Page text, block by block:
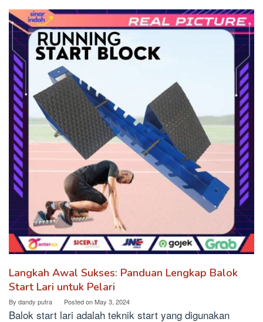
Langkah Awal Sukses: Panduan Lengkap Balok
Start Lari untuk Pelari
By dandy putra Posted onMay 3, 2024
Balok start lari adalah teknik start yang digunakan